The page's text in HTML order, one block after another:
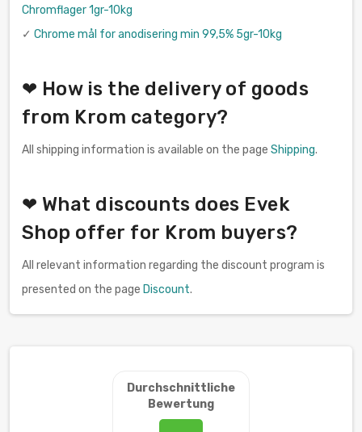
Chromflager 1gr-10kg
✓ Chrome mål for anodisering min 99,5% 5gr-10kg
❤ How is the delivery of goods
from Krom category?
All shipping information is available on the page Shipping.
❤ What discounts does Evek
Shop offer for Krom buyers?
All relevant information regarding the discount program is
presented on the page Discount.
Durchschnittliche
Bewertung